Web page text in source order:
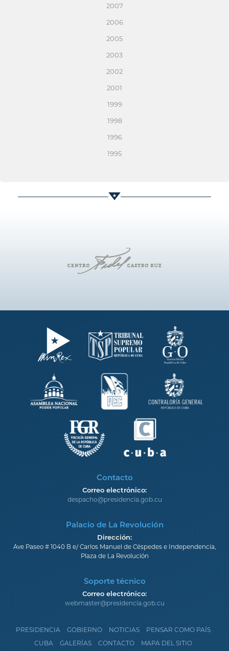
2007
2006
2005
2003
2002
2001
1999
1998
1996
1995
Contacto
Correo electrónico:
despacho@presidencia.gob.cu
Palacio de La Revolución
Dirección:
Ave Paseo # 1040 B e/ Carlos Manuel de Céspedes e Independencia,
Plaza de La Revolución
Soporte técnico
Correo electrónico:
webmaster@presidencia.gob.cu
PRESIDENCIA GOBIERNO NOTICIAS
PENSAR COMO PAÍS
CUBA
GALERÍAS CONTACTO MAPA DEL SITIO